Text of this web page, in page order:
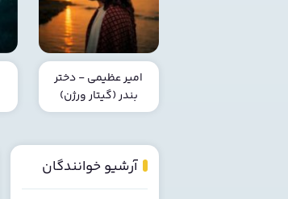
امیر عظیمی - دختر
بندر (گیتار ورژن)
آرشیو خوانندگان